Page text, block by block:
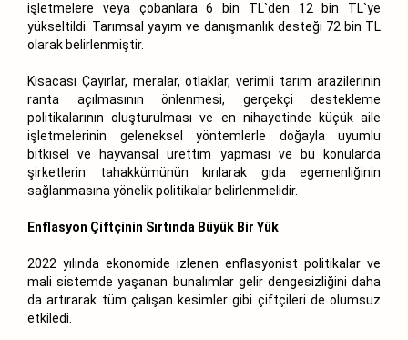
işletmelere veya çobanlara 6 bin TL`den 12 bin TL`ye
yükseltildi. Tarımsal yayım ve danışmanlık desteği 72 bin TL
olarak belirlenmiştir.
Kısacası Çayırlar, meralar, otlaklar, verimli tarım arazilerinin
ranta açılmasının önlenmesi, gerçekçi destekleme
politikalarının oluşturulması ve en nihayetinde küçük aile
işletmelerinin geleneksel yöntemlerle doğayla uyumlu
bitkisel ve hayvansal ürettim yapması ve bu konularda
şirketlerin tahakkümünün kırılarak gıda egemenliğinin
sağlanmasına yönelik politikalar belirlenmelidir.
Enflasyon Çiftçinin Sırtında Büyük Bir Yük
2022 yılında ekonomide izlenen enflasyonist politikalar ve
mali sistemde yaşanan bunalımlar gelir dengesizliğini daha
da artırarak tüm çalışan kesimler gibi çiftçileri de olumsuz
etkiledi.